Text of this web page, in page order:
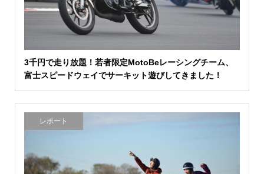
3千円で走り放題！若者限定MotoBeレーシングチーム、
富士スピードウェイでサーキット遊びしてきました！
レポート